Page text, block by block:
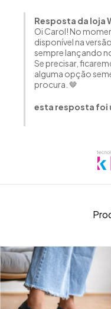
Resposta da loja
Oi Carol! No
disponível na
sempre lançando
Se precisar,
alguma opção
procura. 🤎
esta resposta foi